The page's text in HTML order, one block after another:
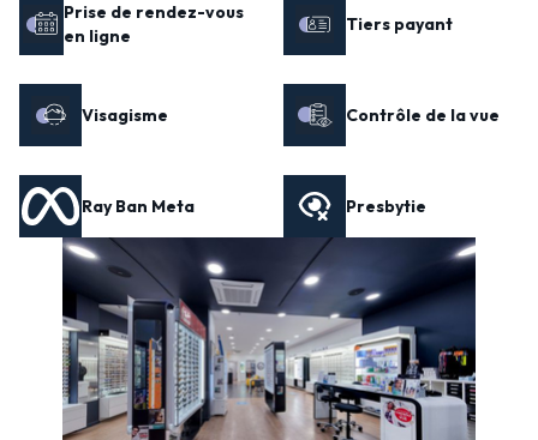
Prise de rendez-vous
en ligne
Tiers payant
Visagisme Contrôle de la vue
Ray Ban Meta Presbytie